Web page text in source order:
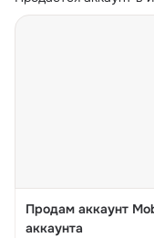
Продам аккаунт
аккаунта